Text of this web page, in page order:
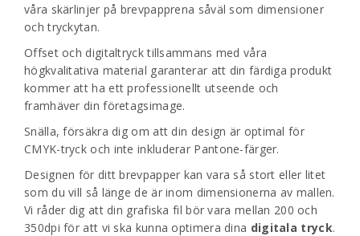
våra skärlinjer på brevpapprena såväl som dimensioner
och tryckytan.
Offset och digitaltryck tillsammans med våra
högkvalitativa material garanterar att din färdiga produkt
kommer att ha ett professionellt utseende och
framhäver din företagsimage.
Snälla, försäkra dig om att din design är optimal för
CMYK-tryck och inte inkluderar Pantone-färger.
Designen för ditt brevpapper kan vara så stort eller litet
som du vill så länge de är inom dimensionerna av mallen.
Vi råder dig att din grafiska fil bör vara mellan 200 och
350dpi för att vi ska kunna optimera dina digitala tryck.